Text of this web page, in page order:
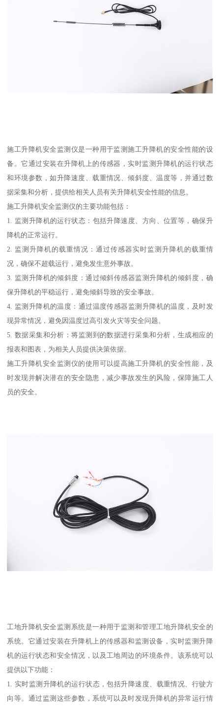
施工升降机安全监测仪是一种用于监测施工升降机的安全性能的设
备。它通过安装在升降机上的传感器，实时监测升降机的运行状态
和环境参数，如升降速度、载重情况、倾斜度、温度等，并通过数
据采集和分析，提供给相关人员有关升降机安全性能的信息。
施工升降机安全监测仪的主要功能包括：
1. 监测升降机的运行状态：包括升降速度、方向、位置等，确保升
降机的正常运行。
2. 监测升降机的载重情况：通过传感器实时监测升降机的载重情
况，确保不超载运行，避免发生意外事故。
3. 监测升降机的倾斜度：通过倾斜传感器监测升降机的倾斜度，确
保升降机的平稳运行，避免倾斜导致的安全事故。
4. 监测升降机的温度：通过温度传感器监测升降机的温度，及时发
现异常情况，避免因温度过高引发火灾等安全问题。
5. 数据采集和分析：将监测到的数据进行采集和分析，生成相应的
报表和图表，为相关人员提供决策依据。
施工升降机安全监测仪的使用可以提高施工升降机的安全性能，及
时发现并解决潜在的安全隐患，减少事故发生的风险，保障施工人
员的安全。
工地升降机安全监测系统是一种用于监测和管理工地升降机安全的
系统。它通过安装在升降机上的传感器和监测设备，实时监测升降
机的运行状态和安全情况，以及工地周边的环境条件。该系统可以
提供以下功能：
1. 实时监测升降机的运行状态，包括升降速度、载重情况、行驶方
向等。通过监测这些参数，系统可以及时发现升降机的异常运行情